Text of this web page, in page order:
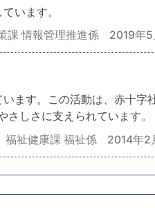
います。
課 情報管理推進係
2019年5
ます。この活動は、赤十字
しさに支えられています。
福祉健康課 福祉係
2014年2